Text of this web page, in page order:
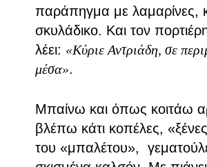
παράπηγμα με λαμαρίνες,
σκυλάδικο. Και τον
λέει: «Κύριε Αντριάδη, σε
μέσα».
Μπαίνω και όπως κοιτάω
βλέπω κάτι κοπέλες,
του «μπαλέτου»,